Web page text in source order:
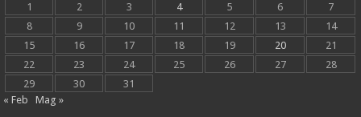
1
2 3 4 5 6
7
8
9 10 11 12 13
14
15
16 17 18 19 20
21
22
23 24 25 26 27
28
29
30
31
« Feb
Mag »